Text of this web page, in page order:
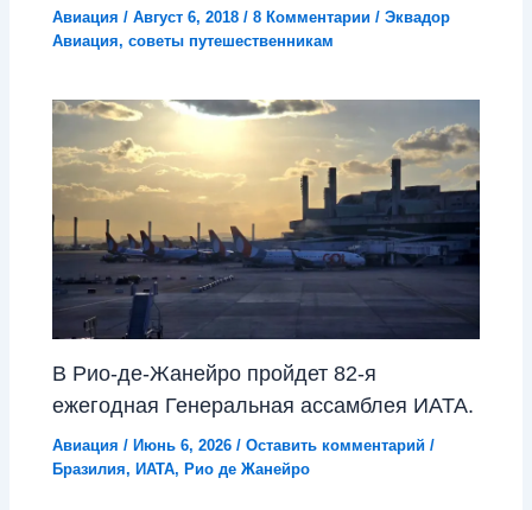
Авиация /Август 6, 2018/8 Комментарии /Эквадор
Авиация,советы путешественникам
В Рио-де-Жанейро пройдет 82-я
ежегодная Генеральная ассамблея ИАТА.
Авиация / Июнь 6, 2026/Оставить комментарий /
Бразилия, ИАТА, Рио де Жанейро